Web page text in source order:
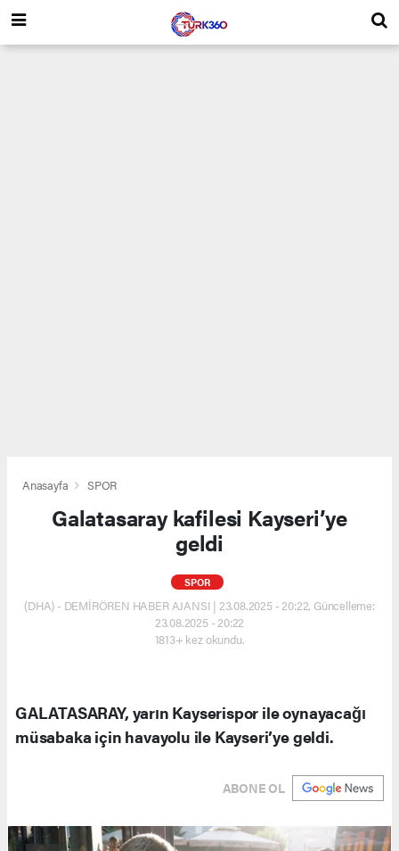
Anasayfa SPOR
Galatasaray kafilesi Kayseri’ye
geldi
SPOR
(DHA) - DEMİRÖREN HABER AJANSI | 23.08.2025 - 20:22, Güncelleme:
23.08.2025 - 20:22
1813+ kez okundu.
GALATASARAY, yarın Kayserispor ile oynayacağı
müsabaka için havayolu ile Kayseri’ye geldi.
ABONE OL